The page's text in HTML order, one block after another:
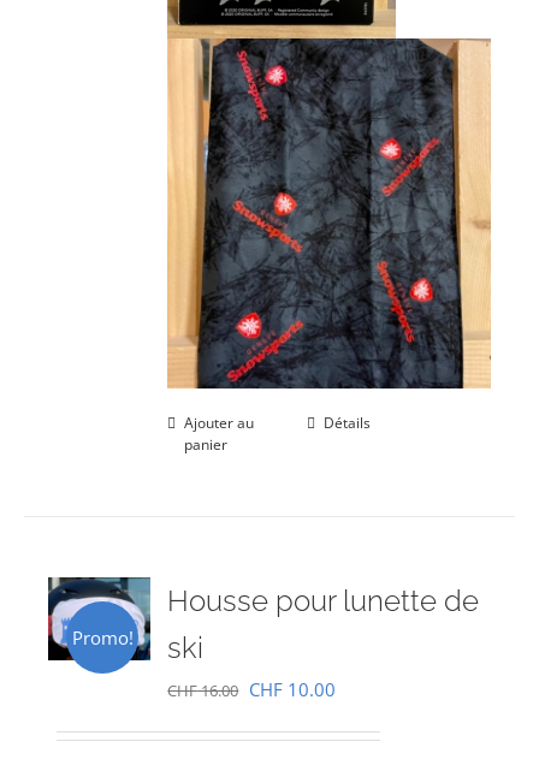
Ajouter au
panier
Détails
Promo!
Housse pour lunette de
ski
CHF16.00 Le
CHF 10.00